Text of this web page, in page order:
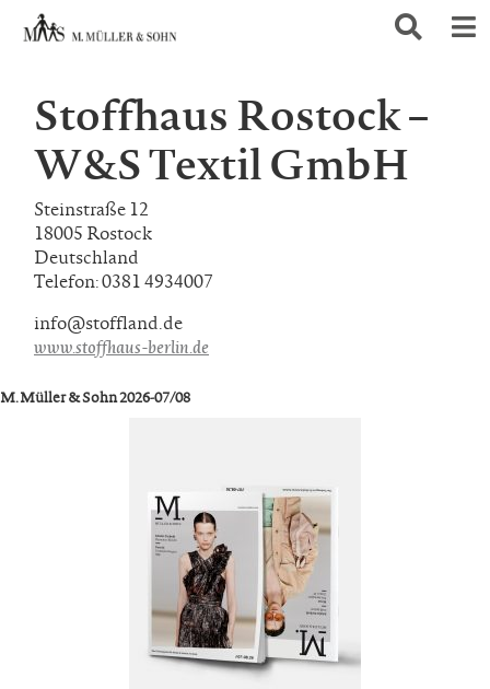
Stoffhaus Rostock –
W&S Textil GmbH
Steinstraße 12
18005 Rostock
Deutschland
Telefon: 0381 4934007
info@stoffland.de
www.stoffhaus-berlin.de
M. Müller & Sohn 2026-07/08